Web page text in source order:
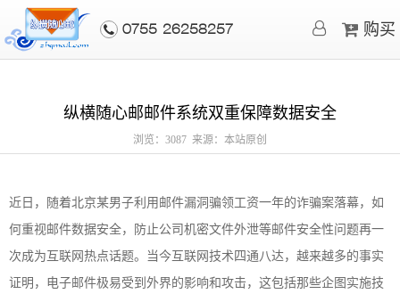
0755-26258257 购买
纵横随心邮邮件系统双重保障数据安全
浏览：3087 来源：本站原创
近日，随着北京某男子利用邮件漏洞骗领工资一年的诈骗案落幕，如
何重视邮件数据安全，防止公司机密文件外泄等邮件安全性问题再一
次成为互联网热点话题。当今互联网技术四通八达，越来越多的事实
证明，电子邮件极易受到外界的影响和攻击，这包括那些企图实施技